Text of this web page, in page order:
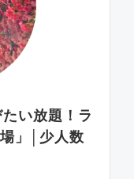
い放題！ラ
」│少人数